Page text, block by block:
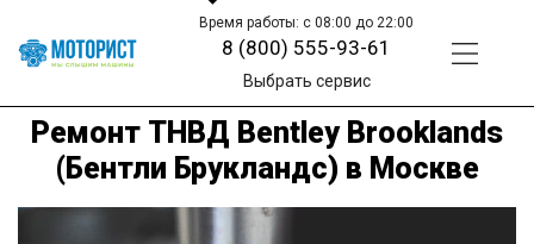
Время работы: с 08:00 до 22:00
8 (800) 555-93-61
Выбрать сервис
Ремонт ТНВД Bentley Brooklands
(Бентли Брукландс) в Москве